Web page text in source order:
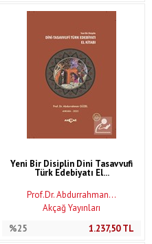
Yeni Bir Disiplin Dini Tasavvufi
Türk Edebiyatı El...
Prof.Dr. Abdurrahman...
Akçağ Yayınları
%25
1.237,50TL